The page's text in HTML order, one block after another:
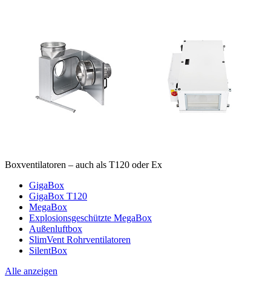
Boxventilatoren – auch als T120 oder Ex
GigaBox
GigaBox T120
MegaBox
Explosionsgeschützte MegaBox
Außenluftbox
SlimVent Rohrventilatoren
SilentBox
Alle anzeigen